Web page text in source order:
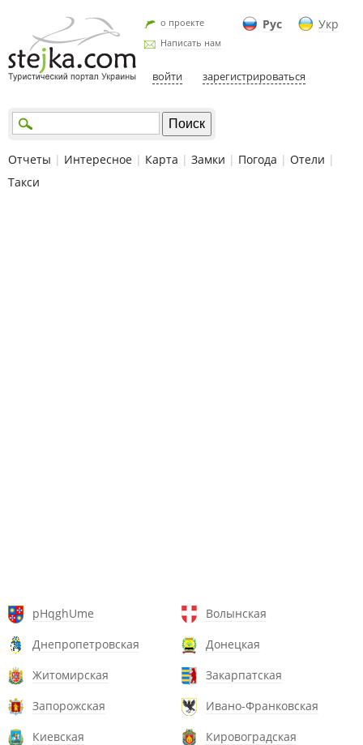
Рус Укр
о проекте
Написать нам
войти зарегистрироваться
Отчеты | Интересное | Карта | Замки | Погода | Отели |
Такси
pHqghUme
Волынская
Днепропетровская
Донецкая
Житомирская
Закарпатская
Запорожская
Ивано-Франковская
Киевская
Кировоградская